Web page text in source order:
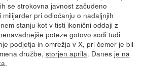
se strokovna javnost začudeno
pri odločanju o nadaljnjih
stanju kot v tisti ikonični oddaji z
poteze gotovo sodi tudi
podjetja in omrežja v X, pri čemer je bil
družbe, storjen aprila. Danes je na